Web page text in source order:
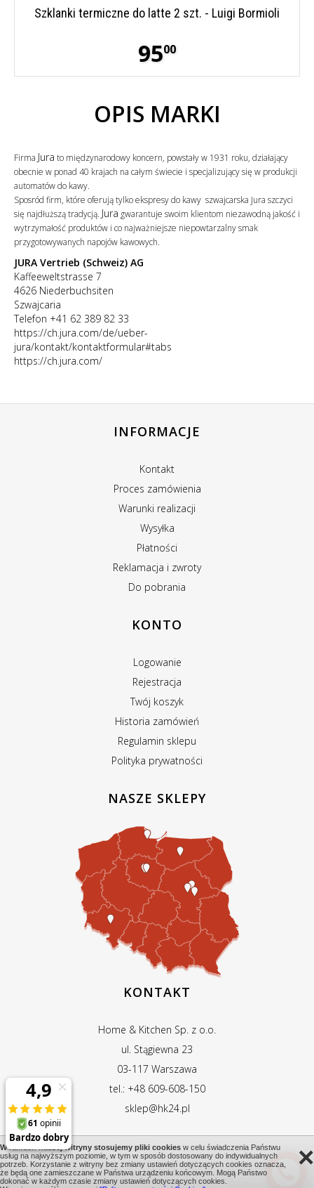
Szklanki termiczne do latte 2 szt. - Luigi Bormioli
9500
OPIS MARKI
Firma Jura to międzynarodowy koncern, powstały w 1931 roku, działający
obecnie w ponad 40 krajach na całym świecie i specjalizujący się w produkcji
automatów do kawy.
Sposród firm, które oferują tylko ekspresy do kawy szwajcarska Jura szczyci
się najdłuższą tradycją. Jura gwarantuje swoim klientom niezawodną jakość i
wytrzymałość produktów i co najważniejsze niepowtarzalny smak
przygotowywanych napojów kawowych.
JURA Vertrieb (Schweiz) AG
Kaffeeweltstrasse 7
4626 Niederbuchsiten
Szwajcaria
Telefon +41 62 389 82 33
https://ch.jura.com/de/ueber-
jura/kontakt/kontaktformular#tabs
https://ch.jura.com/
INFORMACJE
Kontakt
Proces zamówienia
Warunki realizacji
Wysyłka
Płatności
Reklamacja i zwroty
Do pobrania
KONTO
Logowanie
Rejestracja
Twój koszyk
Historia zamówień
Regulamin sklepu
Polityka prywatności
NASZE SKLEPY
KONTAKT
Home & Kitchen Sp. z o.o.
ul. Stągiewna 23
03-117 Warszawa
tel.: +48 609-608-150
sklep@hk24.pl
© 2026 HOME & KITCHEN SP. Z O.O. WSZYSTKIE PRAWA ZASTRZEŻONE ×
W ramach naszej witryny stosujemy pliki cookies w celu świadczenia Państwu
usług na najwyższym poziomie, w tym w sposób dostosowany do indywidualnych
potrzeb. Korzystanie z witryny bez zmiany ustawień dotyczących cookies oznacza,
że będą one zamieszczane w Państwa urządzeniu końcowym. Mogą Państwo
dokonać w każdym czasie zmiany ustawień dotyczących cookies.